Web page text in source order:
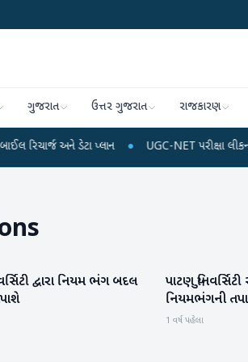
ગુજરાત ઉત્તર ગુજરાત રાજકારણ
અને ડેટા પ્લાન ● UGC-NET પરીક્ષા લીકના આરોપો
દ્વારા નિયમ ભંગ બદલ
પાટણ
પાટણ
નિયમભંગની
1 વર્ષ પહેલા